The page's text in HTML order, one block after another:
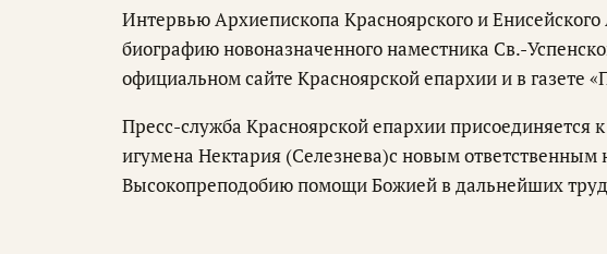
Интервью Архиепископа Красноярского и
биографию новоназначенного наместника Св.-
официальном сайте Красноярской епархии и в газете
Пресс-служба Красноярской епархии присоединяется
игумена Нектария (Селезнева)с новым
Высокопреподобию помощи Божией в дальнейших